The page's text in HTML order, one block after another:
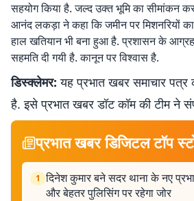
सहयोग किया है. जल्द उक्त भूमि का सीमांकन
आनंद लकड़ा ने कहा कि जमीन पर मिशनरियों
हाल खतियान भी बना हुआ है. प्रशासन के आग्रह
सहमति दी गयी है. कानून पर विश्वास है.
डिस्क्लेमर: यह प्रभात खबर समाचार
है. इसे प्रभात खबर डॉट कॉम की टीम ने
प्रभात खबर डिजिटल टॉप
1 दिनेश कुमार बने सदर थाना के नए
और बेहतर पुलिसिंग पर रहेगा जोर